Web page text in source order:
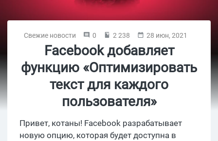
Свежие новости 0 2 238 28 июн, 2021
Facebook добавляет
функцию «Оптимизировать
текст для каждого
пользователя»
Привет, котаны! Facebook разрабатывает
новую опцию, которая будет доступна в